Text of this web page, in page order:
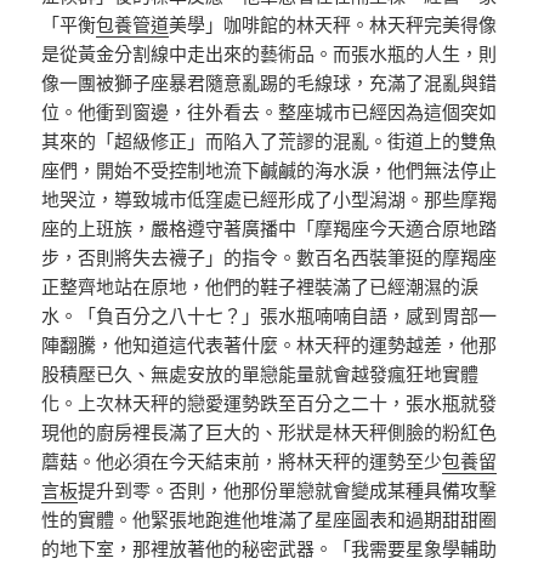
「平衡包養管道美學」咖啡館的林天秤。林天秤完美得像
是從黃金分割線中走出來的藝術品。而張水瓶的人生，則
像一團被獅子座暴君隨意亂踢的毛線球，充滿了混亂與錯
位。他衝到窗邊，往外看去。整座城市已經因為這個突如
其來的「超級修正」而陷入了荒謬的混亂。街道上的雙魚
座們，開始不受控制地流下鹹鹹的海水淚，他們無法停止
地哭泣，導致城市低窪處已經形成了小型潟湖。那些摩羯
座的上班族，嚴格遵守著廣播中「摩羯座今天適合原地踏
步，否則將失去襪子」的指令。數百名西裝筆挺的摩羯座
正整齊地站在原地，他們的鞋子裡裝滿了已經潮濕的淚
水。「負百分之八十七？」張水瓶喃喃自語，感到胃部一
陣翻騰，他知道這代表著什麼。林天秤的運勢越差，他那
股積壓已久、無處安放的單戀能量就會越發瘋狂地實體
化。上次林天秤的戀愛運勢跌至百分之二十，張水瓶就發
現他的廚房裡長滿了巨大的、形狀是林天秤側臉的粉紅色
蘑菇。他必須在今天結束前，將林天秤的運勢至少包養留
言板提升到零。否則，他那份單戀就會變成某種具備攻擊
性的實體。他緊張地跑進他堆滿了星座圖表和過期甜甜圈
的地下室，那裡放著他的秘密武器。「我需要星象學輔助